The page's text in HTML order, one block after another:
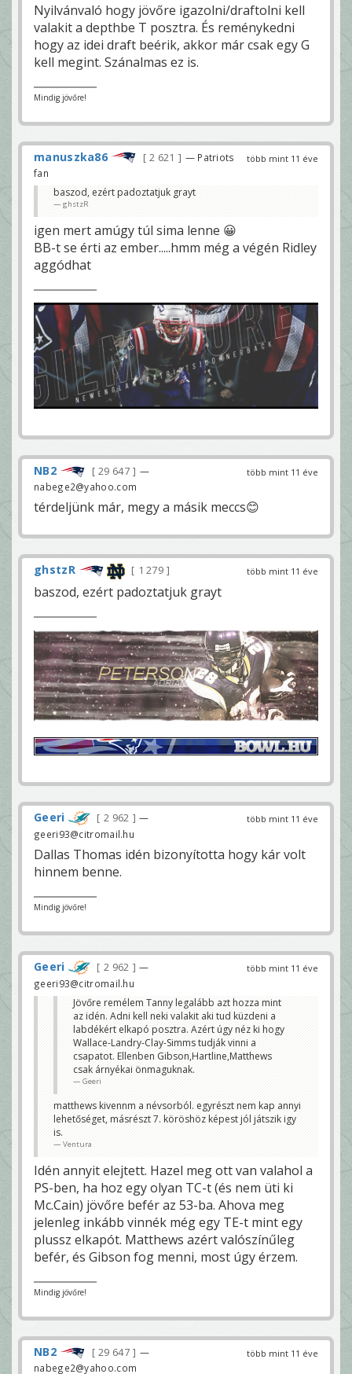
Nyilvánvaló hogy jövőre igazolni/draftolni kell
valakit a depthbe T posztra. És reménykedni
hogy az idei draft beérik, akkor már csak egy G
kell megint. Szánalmas ez is.
Mindig jövőre!
több mint 11 éve
manuszka86 2 621
— Patriots
fan
baszod, ezért padoztatjuk grayt
ghstzR
igen mert amúgy túl sima lenne 😀
BB-t se érti az ember.....hmm még a végén Ridley
aggódhat
több mint 11 éve
NB2 29 647
—
nabege2@yahoo.com
térdeljünk már, megy a másik meccs😊
több mint 11 éve
ghstzR 1 279
baszod, ezért padoztatjuk grayt
több mint 11 éve
Geeri 2 962
—
geeri93@citromail.hu
Dallas Thomas idén bizonyította hogy kár volt
hinnem benne.
Mindig jövőre!
több mint 11 éve
Geeri 2 962
—
geeri93@citromail.hu
Jövőre remélem Tanny legalább azt hozza mint
az idén. Adni kell neki valakit aki tud küzdeni a
labdékért elkapó posztra. Azért úgy néz ki hogy
Wallace-Landry-Clay-Simms tudják vinni a
csapatot. Ellenben Gibson,Hartline,Matthews
csak árnyékai önmaguknak.
Geeri
matthews kivennm a névsorból. egyrészt nem kap annyi
lehetőséget, másrészt 7. köröshöz képest jól játszik igy
is.
Ventura
Idén annyit elejtett. Hazel meg ott van valahol a
PS-ben, ha hoz egy olyan TC-t (és nem üti ki
Mc.Cain) jövőre befér az 53-ba. Ahova meg
jelenleg inkább vinnék még egy TE-t mint egy
plussz elkapót. Matthews azért valószínűleg
befér, és Gibson fog menni, most úgy érzem.
Mindig jövőre!
több mint 11 éve
NB2 29 647
—
nabege2@yahoo.com